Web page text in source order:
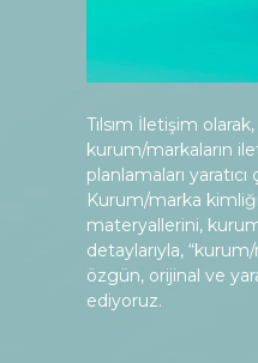
Tılsım İletişim
kurum/markaların
planlamaları
Kurum/marka
materyallerini,
detaylarıyla,
özgün, orijinal ve
ediyoruz.